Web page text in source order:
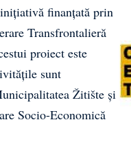
finanțată prin
Transfrontalieră
proiect este
sunt
Žitište și
Socio-Economică